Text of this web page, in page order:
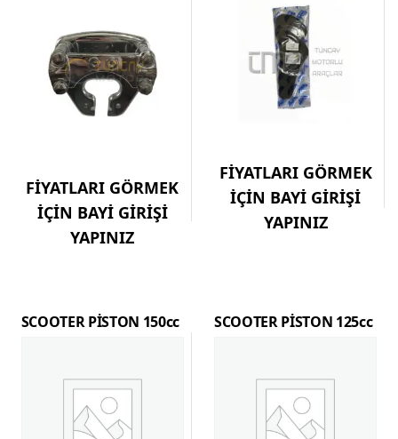
FİYATLARI GÖRMEK
İÇİN BAYİ GİRİŞİ
YAPINIZ
FİYATLARI GÖRMEK
İÇİN BAYİ GİRİŞİ
YAPINIZ
SCOOTER PİSTON 150cc SCOOTER PİSTON 125cc